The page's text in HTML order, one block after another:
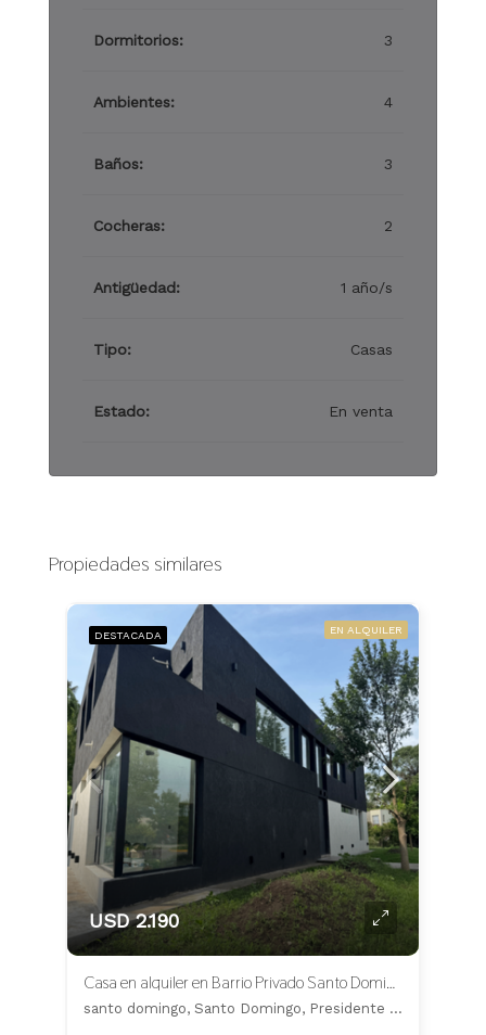
Dormitorios: 3
Ambientes: 4
Baños: 3
Cocheras: 2
Antigüedad: 1 año/s
Tipo: Casas
Estado: En venta
Propiedades similares
DESTACADA EN ALQUILER
USD 2.190
Casa en alquiler en Barrio Privado Santo Domingo
santo domingo, Santo Domingo, Presidente Perón